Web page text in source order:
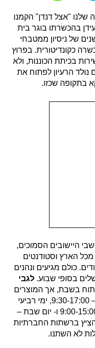
שלנו "אצל דנדן" הקמנו
בהכשרתו בוגר בית
של ניסיון ממטבחי
כקונדיטורית. בפרוץ
בכיתת הכוננות, ולא
נולד הרעיון לפתוח את
בתקופה שכזו.
היישובים הסמוכים,
מכל הארץ וסטודנטים
כולם מגיעים ונהנים
בסופי שבוע.לגבי
בשבת, אך המוצרים
: יום שלישי – 9:30-17:00, ימי רביעי
וחמישי – 9:30-19:00, יום שישי – 9:00-15:00 ו- יום שבת –
להציץ ברשתות החברתיות
לא השתנו.